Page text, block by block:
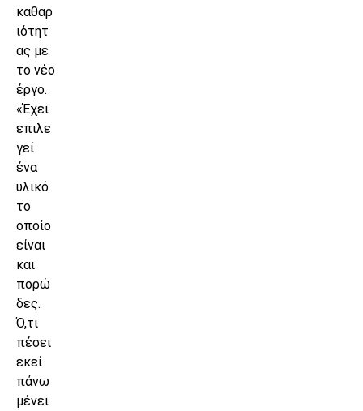
καθαρ
ιότητ
ας με
το νέο
έργο.
«Έχει
επιλε
γεί
ένα
υλικό
το
οποίο
είναι
και
πορώ
δες.
Ό,τι
πέσει
εκεί
πάνω
μένει